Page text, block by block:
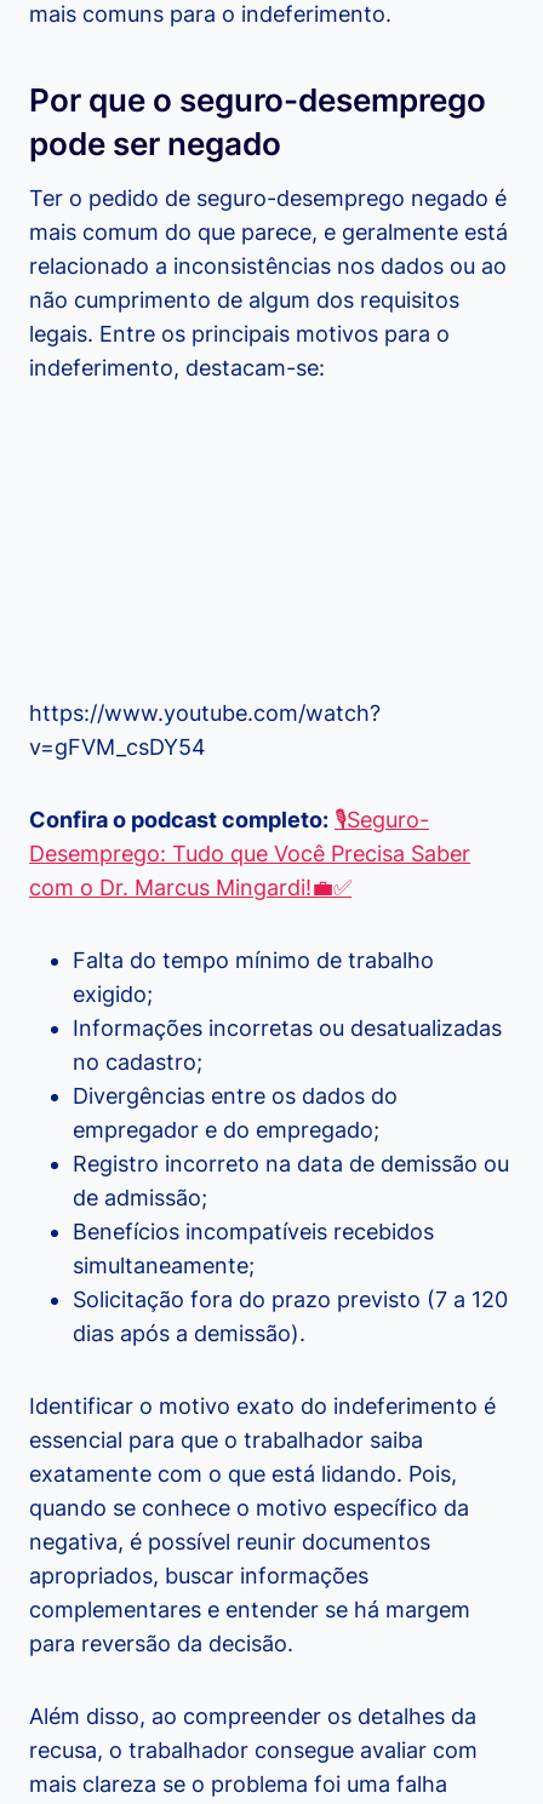
mais comuns para o indeferimento.
Por que o seguro-desemprego
pode ser negado
Ter o pedido de seguro-desemprego negado é
mais comum do que parece, e geralmente está
relacionado a inconsistências nos dados ou ao
não cumprimento de algum dos requisitos
legais. Entre os principais motivos para o
indeferimento, destacam-se:
https://www.youtube.com/watch?
v=gFVM_csDY54
Confira o podcast completo: 🎙️Seguro-
Desemprego: Tudo que Você Precisa Saber
com o Dr. Marcus Mingardi!💼✅
Falta do tempo mínimo de trabalho
exigido;
Informações incorretas ou desatualizadas
no cadastro;
Divergências entre os dados do
empregador e do empregado;
Registro incorreto na data de demissão ou
de admissão;
Benefícios incompatíveis recebidos
simultaneamente;
Solicitação fora do prazo previsto (7 a 120
dias após a demissão).
Identificar o motivo exato do indeferimento é
essencial para que o trabalhador saiba
exatamente com o que está lidando. Pois,
quando se conhece o motivo específico da
negativa, é possível reunir documentos
apropriados, buscar informações
complementares e entender se há margem
para reversão da decisão.
Além disso, ao compreender os detalhes da
recusa, o trabalhador consegue avaliar com
mais clareza se o problema foi uma falha